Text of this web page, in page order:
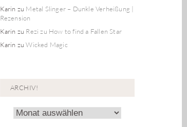
Karin zu Metal Slinger – Dunkle Verheißung |
Rezension
Karin zu Rezi zu How to find a Fallen Star
Karin zuWicked Magic
ARCHIV!
Archiv!